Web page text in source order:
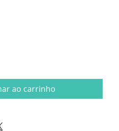
ao carrinho